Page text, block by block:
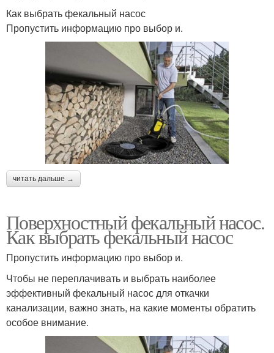
Как выбрать фекальный насос
Пропустить информацию про выбор и.
читать дальше →
Поверхностный фекальный насос.
Как выбрать фекальный насос
Пропустить информацию про выбор и.
Чтобы не переплачивать и выбрать наиболее
эффективный фекальный насос для откачки
канализации, важно знать, на какие моменты обратить
особое внимание.